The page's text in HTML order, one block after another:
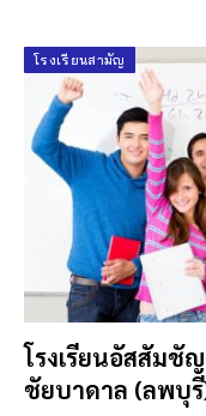
โรงเรียนสามัญ
โรงเรียนอัสสัม
ชัยบาดาล (ลพบุ